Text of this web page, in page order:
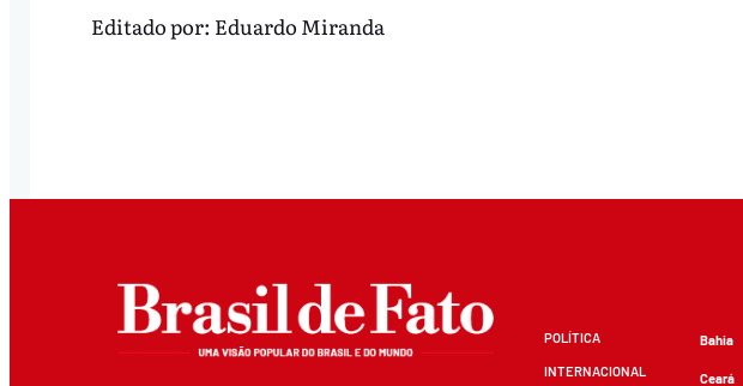
Editado por: Eduardo Miranda
POLÍTICA
INTERNACIONAL
Bahia
Ceará